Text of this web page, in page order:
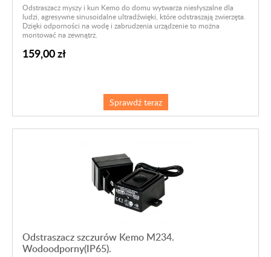
Odstraszacz myszy i kun Kemo do domu wytwarza niesłyszalne dla
ludzi, agresywne sinusoidalne ultradźwięki, które odstraszają zwierzęta.
Dzięki odporności na wodę i zabrudzenia urządzenie to można
montować na zewnątrz.
159,00 zł
Sprawdź teraz
Odstraszacz szczurów Kemo M234.
Wodoodporny(IP65).